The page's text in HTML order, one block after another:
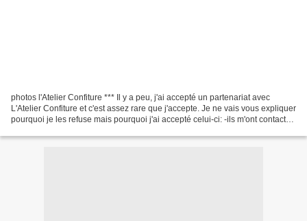
photos l'Atelier Confiture *** Il y a peu, j'ai accepté un partenariat avec
L'Atelier Confiture et c'est assez rare que j'accepte. Je ne vais vous expliquer
pourquoi je les refuse mais pourquoi j'ai accepté celui-ci: -ils m'ont contacté